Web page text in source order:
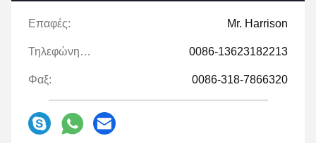
Επαφές: Mr. Harrison
Τηλεφώνημα: 0086-13623182213
Φαξ: 0086-318-7866320